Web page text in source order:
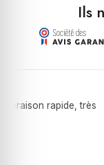
Ils
rapide, très